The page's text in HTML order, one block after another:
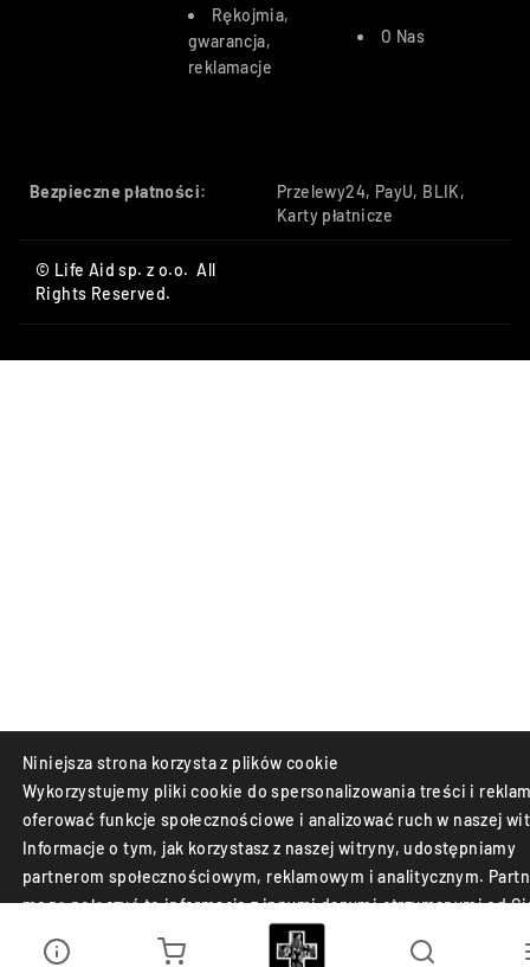
Rękojmia,
gwarancja,
reklamacje
O Nas
Bezpieczne płatności:
Przelewy24, PayU, BLIK,
Karty płatnicze
© Life Aid sp. z o.o. All
Rights Reserved.
Niniejsza strona korzysta z plików cookie
Wykorzystujemy pliki cookie do spersonalizowania treści i
oferować funkcje społecznościowe i analizować ruch w naszej
Informacje o tym, jak korzystasz z naszej witryny, udostępniamy
partnerom społecznościowym, reklamowym i analitycznym.
mogą połączyć te informacje z innymi danymi otrzymanymi od
lub uzyskanymi podczas korzystania z ich usług.